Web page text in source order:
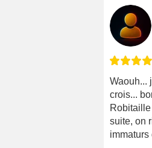
Waouh...
crois...
suite, on
immaturs